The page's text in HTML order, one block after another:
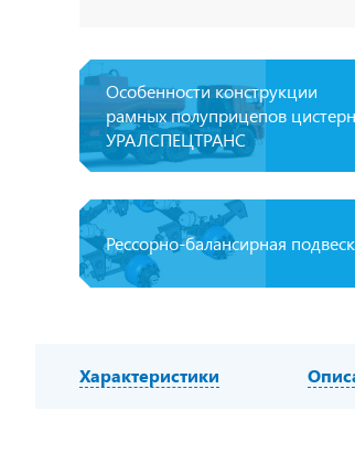
Особенности конструкции
рамных полуприцепов цистерн
УРАЛСПЕЦТРАНС
Рессорно-балансирная
Характеристики